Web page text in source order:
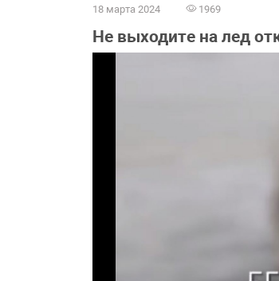
18 марта 2024 1969
Не выходите на лед